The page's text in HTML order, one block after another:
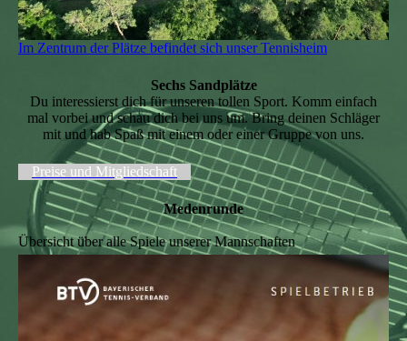
Im Zentrum der Plätze befindet sich unser Tennisheim
Sechs Sandplätze
Du interessierst dich für unseren tollen Sport. Komm einfach
mal vorbei und schau dich bei uns um. Bring deinen Schläger
mit und hab Spaß mit einem oder einer Gruppe von uns.
Preise und Mitgliedschaft
Medenrunde
Übersicht über alle Spiele unserer Mannschaften